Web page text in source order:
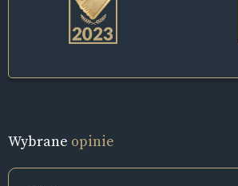
Wybrane opinie